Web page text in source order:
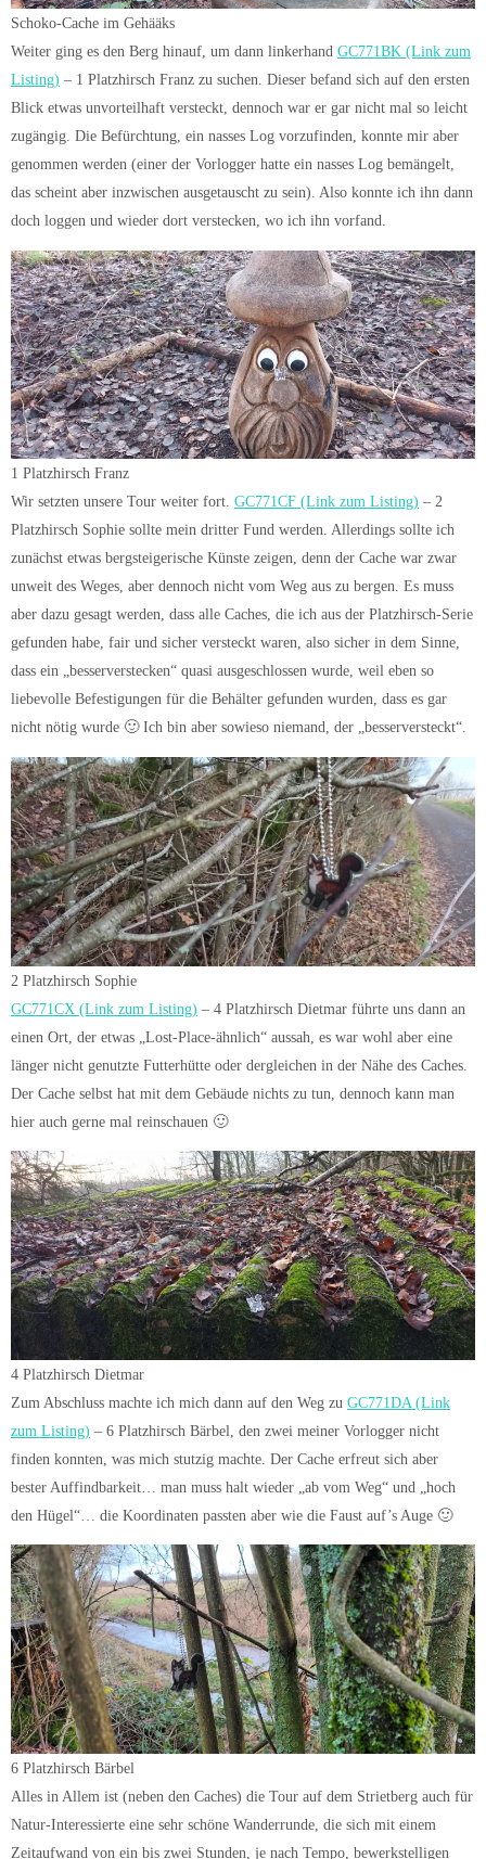
Schoko-Cache im Gehääks
Weiter ging es den Berg hinauf, um dann linkerhand GC771BK (Link zum
Listing) – 1 Platzhirsch Franz zu suchen. Dieser befand sich auf den ersten
Blick etwas unvorteilhaft versteckt, dennoch war er gar nicht mal so leicht
zugängig. Die Befürchtung, ein nasses Log vorzufinden, konnte mir aber
genommen werden (einer der Vorlogger hatte ein nasses Log bemängelt,
das scheint aber inzwischen ausgetauscht zu sein). Also konnte ich ihn dann
doch loggen und wieder dort verstecken, wo ich ihn vorfand.
1 Platzhirsch Franz
Wir setzten unsere Tour weiter fort. GC771CF (Link zum Listing) – 2
Platzhirsch Sophie sollte mein dritter Fund werden. Allerdings sollte ich
zunächst etwas bergsteigerische Künste zeigen, denn der Cache war zwar
unweit des Weges, aber dennoch nicht vom Weg aus zu bergen. Es muss
aber dazu gesagt werden, dass alle Caches, die ich aus der Platzhirsch-Serie
gefunden habe, fair und sicher versteckt waren, also sicher in dem Sinne,
dass ein „besserverstecken“ quasi ausgeschlossen wurde, weil eben so
liebevolle Befestigungen für die Behälter gefunden wurden, dass es gar
nicht nötig wurde 🙂 Ich bin aber sowieso niemand, der „besserversteckt“.
2 Platzhirsch Sophie
GC771CX (Link zum Listing) – 4 Platzhirsch Dietmar führte uns dann an
einen Ort, der etwas „Lost-Place-ähnlich“ aussah, es war wohl aber eine
länger nicht genutzte Futterhütte oder dergleichen in der Nähe des Caches.
Der Cache selbst hat mit dem Gebäude nichts zu tun, dennoch kann man
hier auch gerne mal reinschauen 🙂
4 Platzhirsch Dietmar
Zum Abschluss machte ich mich dann auf den Weg zu GC771DA (Link
zum Listing) – 6 Platzhirsch Bärbel, den zwei meiner Vorlogger nicht
finden konnten, was mich stutzig machte. Der Cache erfreut sich aber
bester Auffindbarkeit… man muss halt wieder „ab vom Weg“ und „hoch
den Hügel“… die Koordinaten passten aber wie die Faust auf’s Auge 🙂
6 Platzhirsch Bärbel
Alles in Allem ist (neben den Caches) die Tour auf dem Strietberg auch für
Natur-Interessierte eine sehr schöne Wanderrunde, die sich mit einem
Zeitaufwand von ein bis zwei Stunden, je nach Tempo, bewerkstelligen